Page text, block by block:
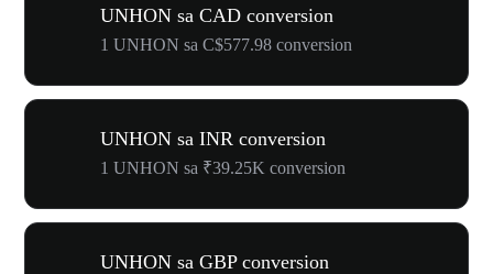
UNHON sa CAD conversion
1 UNHON sa C$577.98 conversion
UNHON sa INR conversion
1 UNHON sa ₹39.25K conversion
UNHON sa GBP conversion